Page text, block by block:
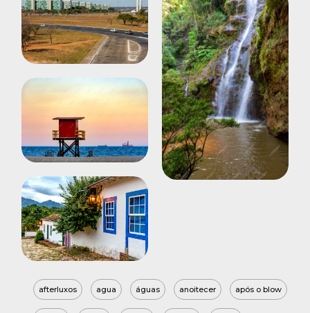
afterluxos agua águas anoitecer após o blow